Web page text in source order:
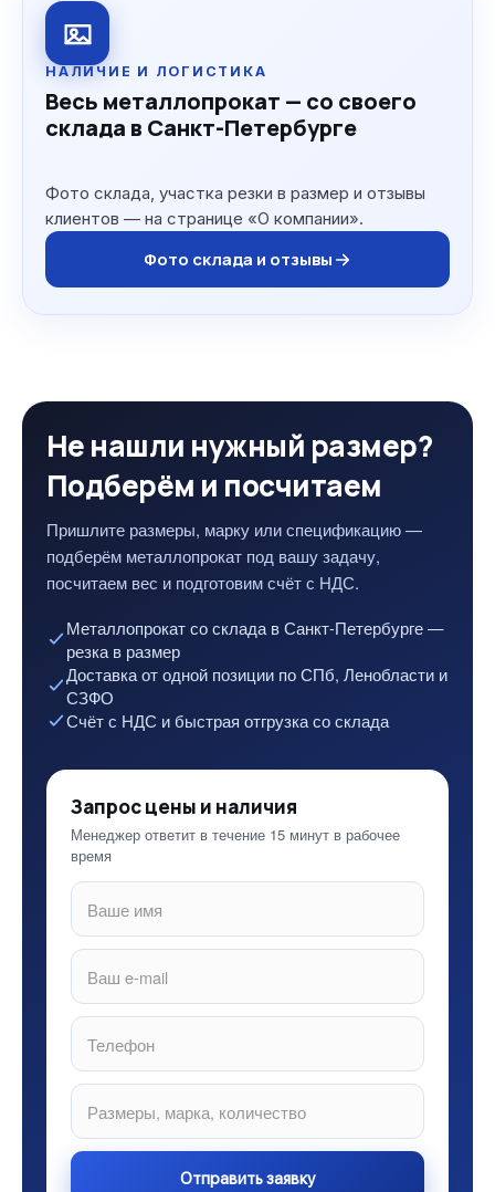
НАЛИЧИЕ И ЛОГИСТИКА
Весь металлопрокат — со своего
склада в Санкт-Петербурге
Фото склада, участка резки в размер и отзывы
клиентов — на странице «О компании».
Фото склада и отзывы
Не нашли нужный размер?
Подберём и посчитаем
Пришлите размеры, марку или спецификацию —
подберём металлопрокат под вашу задачу,
посчитаем вес и подготовим счёт с НДС.
Металлопрокат со склада в Санкт-Петербурге —
резка в размер
Доставка от одной позиции по СПб, Ленобласти и
СЗФО
Счёт с НДС и быстрая отгрузка со склада
Запрос цены и наличия
Менеджер ответит в течение 15 минут в рабочее
время